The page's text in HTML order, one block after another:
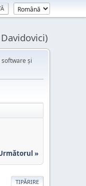
și
»
TIPĂRIRE